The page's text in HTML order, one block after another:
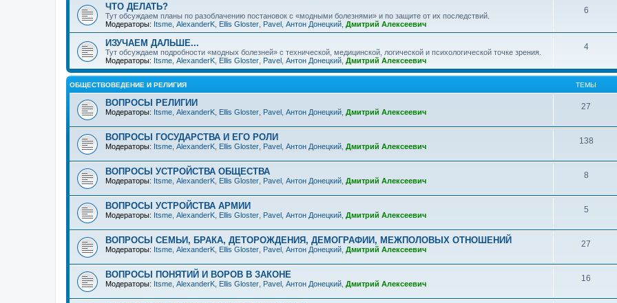
ЧТО ДЕЛАТЬ?
Тут обсуждаем планы по разоблачению постановок с «модными болезнями» и по защите от их последствий.
Модераторы: Itsme AlexanderK Ellis Gloster Pavel Антон Донецкий Дмитрий Алексеевич
6
ИЗУЧАЕМ ДАЛЬШЕ...
Тут обсуждаем подробности «модных болезней» с технической, медицинской, логической и психологической точке зрения.
Модераторы: Itsme AlexanderK Ellis Gloster Pavel Антон Донецкий Дмитрий Алексеевич
4
ОБЩЕСТВОВЕДЕНИЕ И РЕЛИГИЯ ТЕМЫ
ВОПРОСЫ РЕЛИГИИ
Модераторы: Itsme AlexanderK Ellis Gloster Pavel Антон Донецкий Дмитрий Алексеевич
27
ВОПРОСЫ ГОСУДАРСТВА И ЕГО РОЛИ
Модераторы: Itsme AlexanderK Ellis Gloster Pavel Антон Донецкий Дмитрий Алексеевич
138
ВОПРОСЫ УСТРОЙСТВА ОБЩЕСТВА
Модераторы: Itsme AlexanderK Ellis Gloster Pavel Антон Донецкий Дмитрий Алексеевич
8
ВОПРОСЫ УСТРОЙСТВА АРМИИ
Модераторы: Itsme AlexanderK Ellis Gloster Pavel Антон Донецкий Дмитрий Алексеевич
5
ВОПРОСЫ СЕМЬИ, БРАКА, ДЕТОРОЖДЕНИЯ, ДЕМОГРАФИИ, МЕЖПОЛОВЫХ ОТНОШЕНИЙ
Модераторы: Itsme AlexanderK Ellis Gloster Pavel Антон Донецкий Дмитрий Алексеевич
27
ВОПРОСЫ ПОНЯТИЙ И ВОРОВ В ЗАКОНЕ
Модераторы: Itsme AlexanderK Ellis Gloster Pavel Антон Донецкий Дмитрий Алексеевич
16